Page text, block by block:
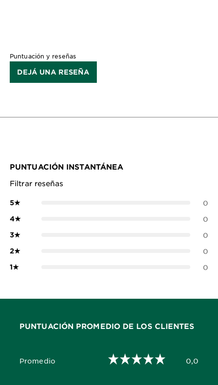
Puntuación y reseñas
DEJÁ UNA RESEÑA
PUNTUACIÓN INSTANTÁNEA
Filtrar reseñas
5★ 0
4★ 0
3★ 0
2★ 0
1★ 0
PUNTUACIÓN PROMEDIO DE LOS CLIENTES
Promedio
0,0 out of 5 stars 0,0